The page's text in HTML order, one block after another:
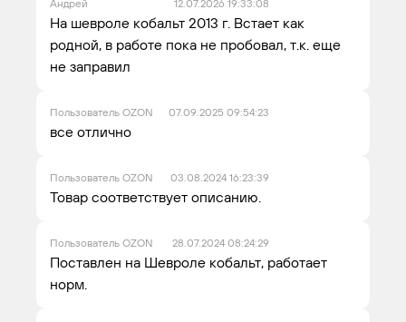
Андрей 12.07.2026 19:33:08
На шевроле кобальт 2013 г. Встает как
родной, в работе пока не пробовал, т.к. еще
не заправил
Пользователь OZON 07.09.2025 09:54:23
все отлично
Пользователь OZON 03.08.2024 16:23:39
Товар соответствует описанию.
Пользователь OZON 28.07.2024 08:24:29
Поставлен на Шевроле кобальт, работает
норм.